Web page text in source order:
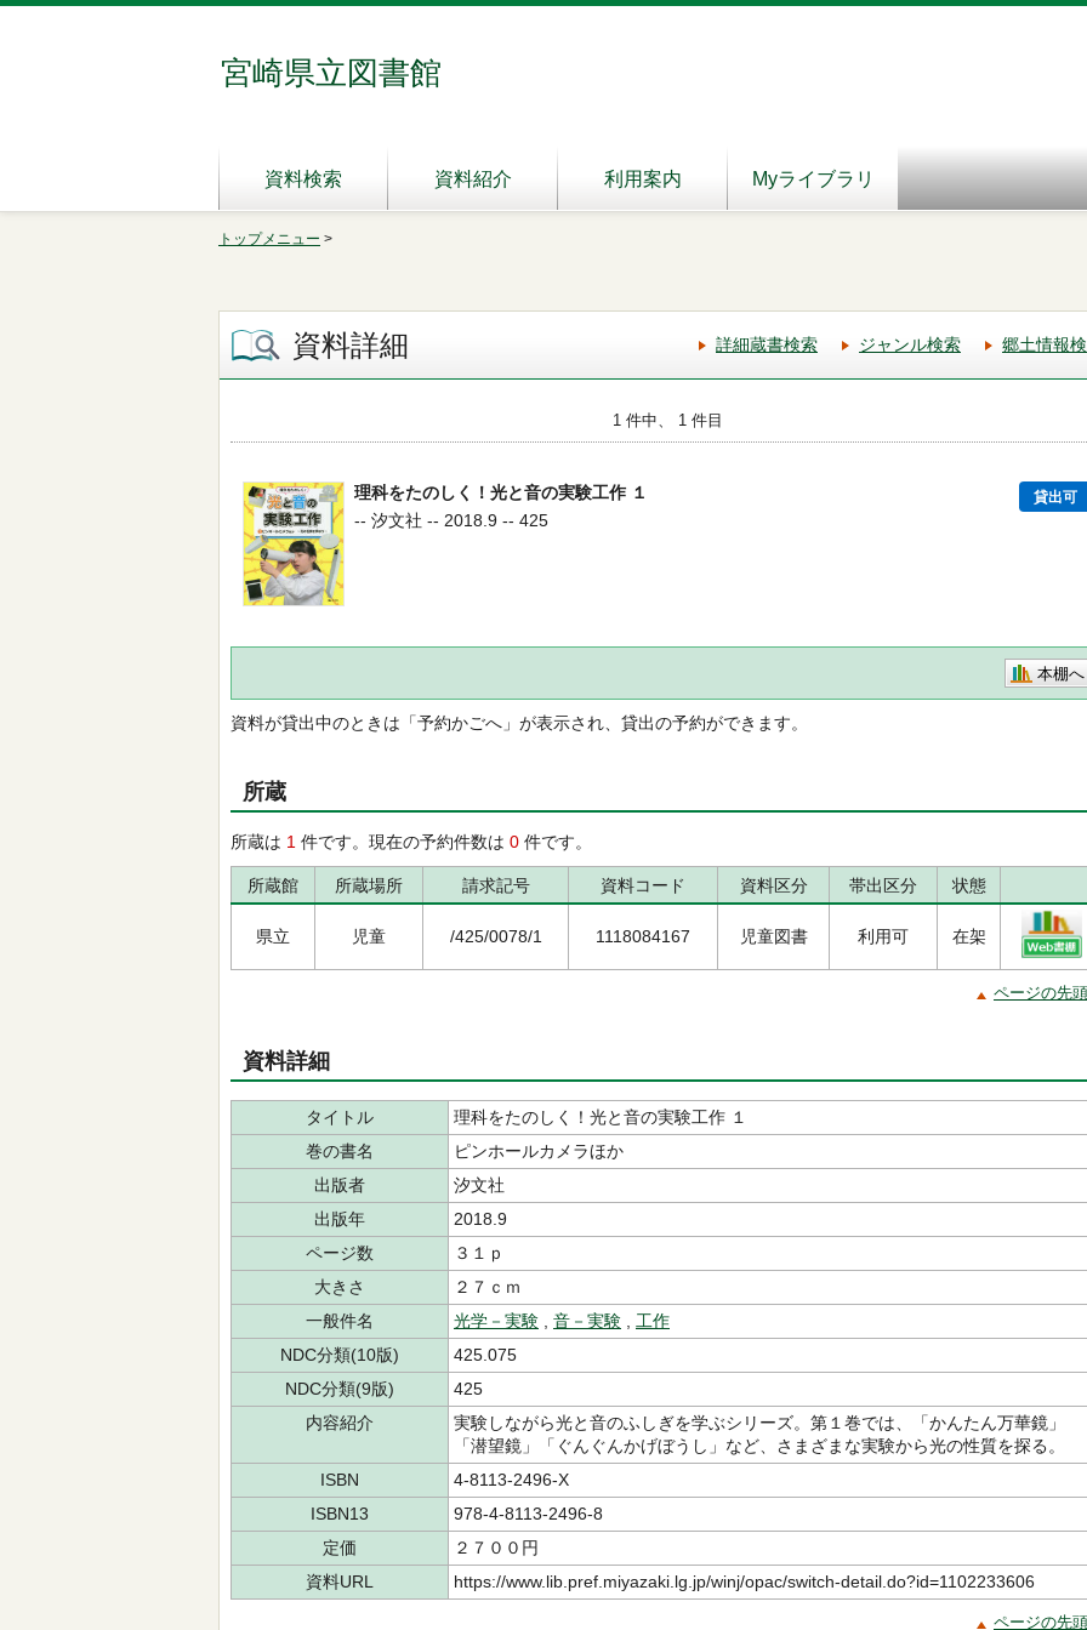
宮崎県立図書館
資料検索 資料紹介 利用案内 Myライブラリ
トップメニュー >
資料詳細 詳細蔵書検索 ジャンル検索 郷土情報
1 件中、 1 件目
理科をたのしく！光と音の実験工作 １ 貸出可
-- 汐文社 -- 2018.9 -- 425
本棚へ
資料が貸出中のときは「予約かごへ」が表示され、貸出の予約ができます。
所蔵
所蔵は 1 件です。現在の予約件数は 0 件です。
所蔵館 所蔵場所 請求記号 資料コード 資料区分 帯出区分 状態
県立 児童 /425/0078/1 1118084167 児童図書 利用可 在架
ページの先
資料詳細
タイトル
理科をたのしく！光と音の実験工作 １
巻の書名
ピンホールカメラほか
出版者
汐文社
出版年
2018.9
ページ数
３１ｐ
大きさ
２７ｃｍ
一般件名
光学－実験 音－実験
工作
NDC分類(10版)
425.075
NDC分類(9版)
425
内容紹介
実験しながら光と音のふしぎを学ぶシリーズ。第１巻では、「かんたん万華鏡」
「潜望鏡」「ぐんぐんかげぼうし」など、さまざまな実験から光の性質を探る。
ISBN
4-8113-2496-X
ISBN13
978-4-8113-2496-8
定価
２７００円
資料URL
https://www.lib.pref.miyazaki.lg.jp/winj/opac/switch-detail.do?id=1102233606
ページの先